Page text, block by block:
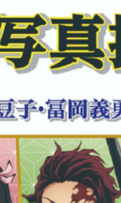
カブトムシ・ノコギリ
報がありました。しか
体数が減少していると
2025年3月28日 冬
クワガタ全員が目覚め
年2月17日 冬眠して
って ...